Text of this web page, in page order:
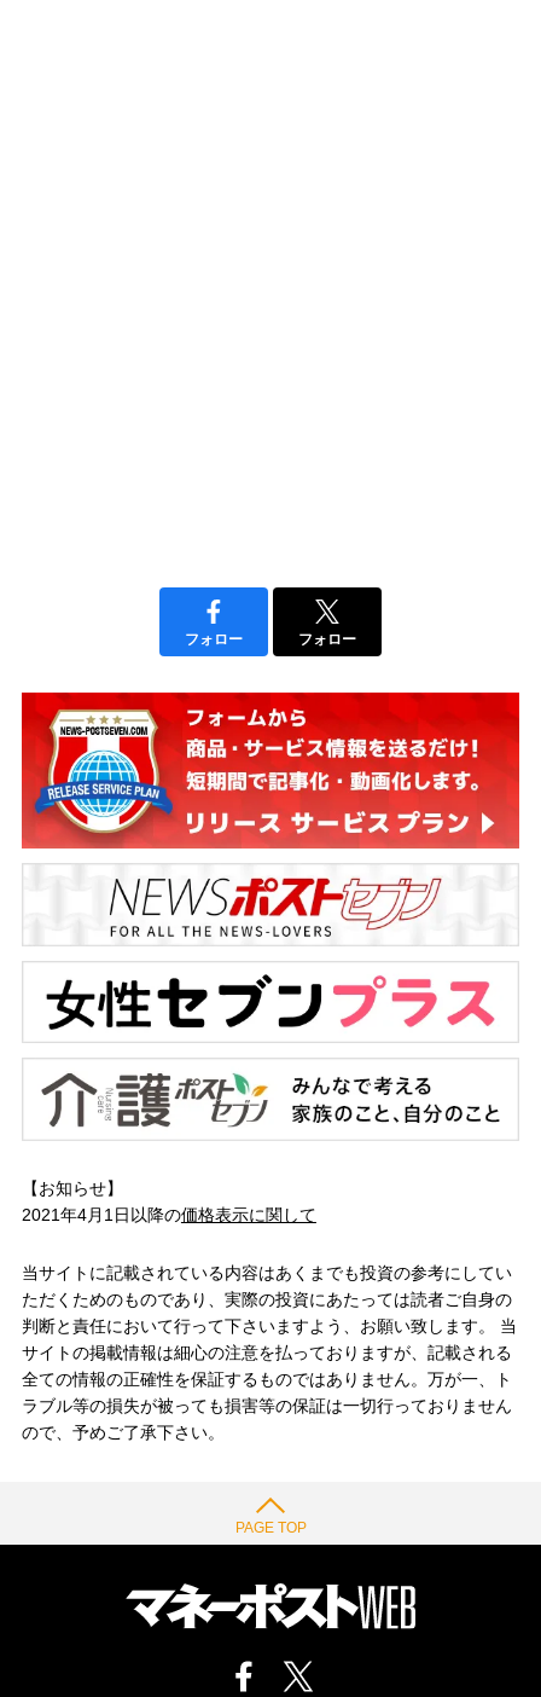
フォロー フォロー
【お知らせ】
2021年4月1日以降の価格表示に関して
当サイトに記載されている内容はあくまでも投資の参考にしてい
ただくためのものであり、実際の投資にあたっては読者ご自身の
判断と責任において行って下さいますよう、お願い致します。 当
サイトの掲載情報は細心の注意を払っておりますが、記載される
全ての情報の正確性を保証するものではありません。万が一、ト
ラブル等の損失が被っても損害等の保証は一切行っておりません
ので、予めご了承下さい。
PAGE TOP